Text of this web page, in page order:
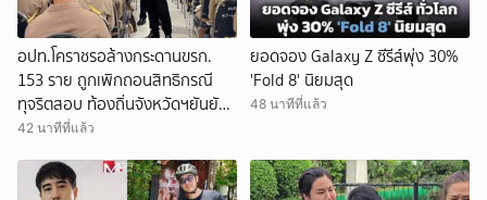
อปท.โคราชรอล้างกระดานขรก.
153 ราย ถูกเพิกถอนสิทธิกรณี
ทุจริตสอบ ท้องถิ่นจังหวัดฯยันยัง
ทำงานปกติ รอคำสั่งเป็นทางการ
42 นาทีที่แล้ว
ยอดจอง Galaxy Z ซีรีส์พุ่ง 30%
'Fold 8' นิยมสุด
48 นาทีที่แล้ว